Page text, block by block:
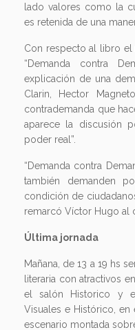
lado valores como la
es retenida de una
Con respecto al libro
“Demanda contra
explicación de una
Clarin, Hector
contrademanda que
aparece la discusión
poder real”.
“Demanda contra
también demanden
condición de
remarcó Víctor Hugo al
Última jornada
Mañana, de 13 a 19 hs
literaria con atractivos
el salón Historico y
Visuales e Histórico,
escenario montada